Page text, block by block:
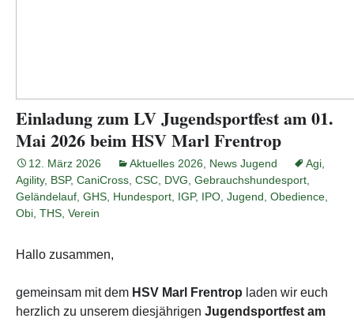
Einladung zum LV Jugendsportfest am 01.
Mai 2026 beim HSV Marl Frentrop
12. März 2026 Aktuelles 2026 News Jugend Agi
Agility, BSP, CaniCross CSC DVG Gebrauchshundesport
Geländelauf GHS Hundesport IGP, IPO Jugend Obedience
Obi THS Verein
Hallo zusammen,
gemeinsam mit dem HSV Marl Frentrop laden wir euch
herzlich zu unserem diesjährigen Jugendsportfest am